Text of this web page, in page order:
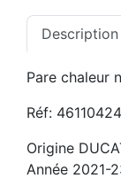
Description
Pare chaleur
Réf:
Origine
Année 2021-